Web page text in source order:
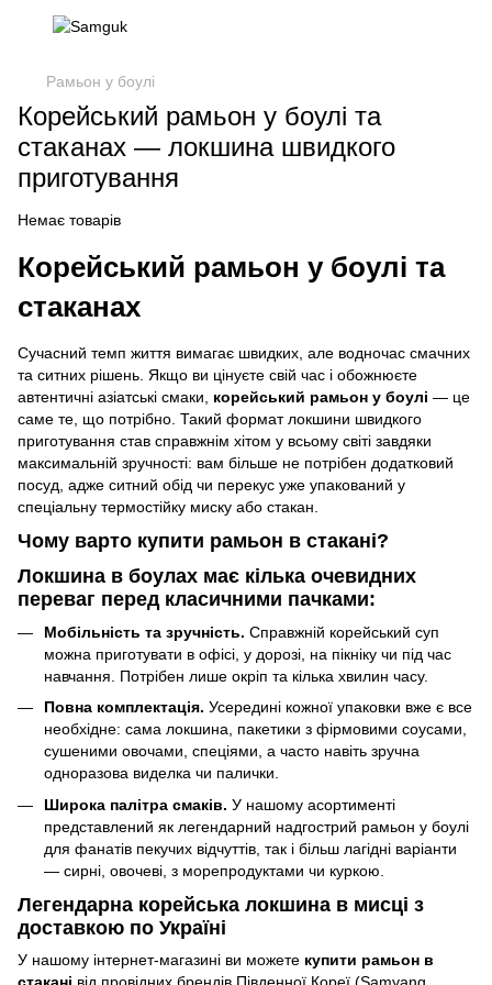
Рамьон у боулі
Корейський рамьон у боулі та
стаканах — локшина швидкого
приготування
Немає товарів
Корейський рамьон у боулі та
стаканах
Сучасний темп життя вимагає швидких, але водночас смачних
та ситних рішень. Якщо ви цінуєте свій час і обожнюєте
автентичні азіатські смаки, корейський рамьон у боулі — це
саме те, що потрібно. Такий формат локшини швидкого
приготування став справжнім хітом у всьому світі завдяки
максимальній зручності: вам більше не потрібен додатковий
посуд, адже ситний обід чи перекус уже упакований у
спеціальну термостійку миску або стакан.
Чому варто купити рамьон в стакані?
Локшина в боулах має кілька очевидних
переваг перед класичними пачками:
Мобільність та зручність. Справжній корейський суп
можна приготувати в офісі, у дорозі, на пікніку чи під час
навчання. Потрібен лише окріп та кілька хвилин часу.
Повна комплектація. Усередині кожної упаковки вже є все
необхідне: сама локшина, пакетики з фірмовими соусами,
сушеними овочами, спеціями, а часто навіть зручна
одноразова виделка чи палички.
Широка палітра смаків. У нашому асортименті
представлений як легендарний надгострий рамьон у боулі
для фанатів пекучих відчуттів, так і більш лагідні варіанти
— сирні, овочеві, з морепродуктами чи куркою.
Легендарна корейська локшина в мисці з
доставкою по Україні
У нашому інтернет-магазині ви можете купити рамьон в